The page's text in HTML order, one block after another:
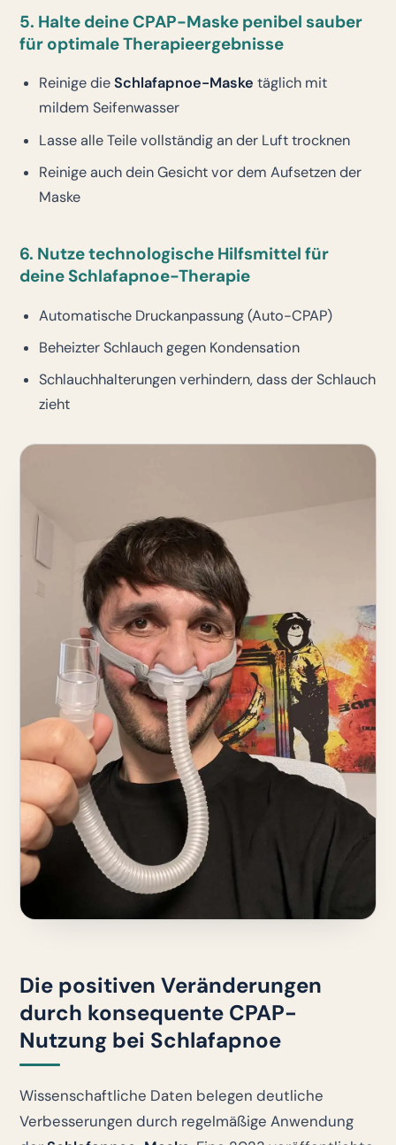
5. Halte deine CPAP-Maske penibel sauber
für optimale Therapieergebnisse
Reinige dieSchlafapnoe-Maske täglich mit
mildem Seifenwasser
Lasse alle Teile vollständig an der Luft trocknen
Reinige auch dein Gesicht vor dem Aufsetzen der
Maske
6. Nutze technologische Hilfsmittel für
deine Schlafapnoe-Therapie
Automatische Druckanpassung (Auto-CPAP)
Beheizter Schlauch gegen Kondensation
Schlauchhalterungen verhindern, dass der Schlauch
zieht
Die positiven Veränderungen
durch konsequente CPAP-
Nutzung bei Schlafapnoe
Wissenschaftliche Daten belegen deutliche
Verbesserungen durch regelmäßige Anwendung